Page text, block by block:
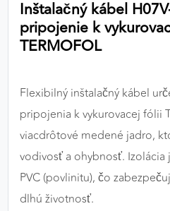
Inštalačný kábel
pripojenie k
TERMOFOL
Flexibilný inštalačný kábel
pripojenia k vykurovacej fólii
viacdrôtové medené jadro,
vodivosť a ohybnosť. Izolácia
PVC (povlinitu), čo
dlhú životnosť.
výkon a funkčnosť našich
Google Analytics
MARKETINGOVÉ
Marketingové cookies sa
správania používateľov
stránkami. Umožňujú
zobrazovať cielenú a